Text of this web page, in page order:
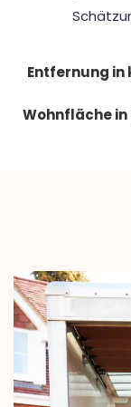
Entfernung in
Wohnfläche in